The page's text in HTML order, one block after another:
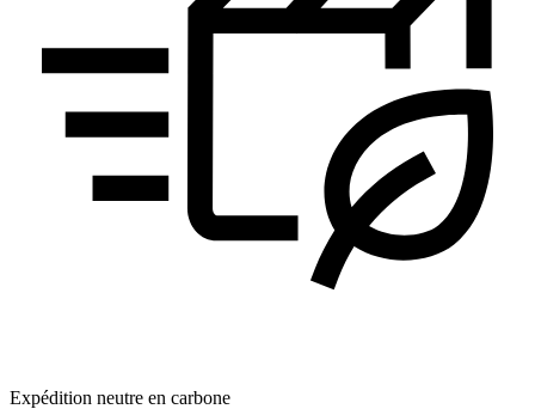
Expédition neutre en carbone